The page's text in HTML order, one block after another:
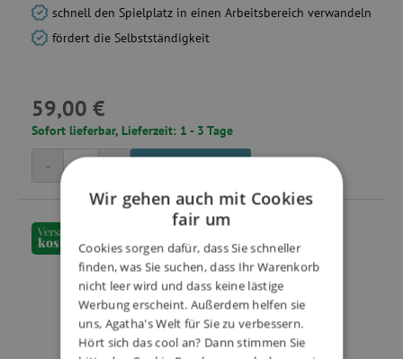
schnell den Spielplatz in einen Arbeitsbereich verwandeln
fördert die Selbstständigkeit
59,00 €
Sofort lieferbar, Lieferzeit: 1 - 3 Tage
+
-
Versand
kostenfrei
Wir gehen auch mit Cookies
fair um
Cookies sorgen dafür, dass Sie schneller
finden, was Sie suchen, dass Ihr Warenkorb
nicht leer wird und dass keine lästige
Werbung erscheint. Außerdem helfen sie
uns, Agatha's Welt für Sie zu verbessern.
Hört sich das cool an? Dann stimmen Sie